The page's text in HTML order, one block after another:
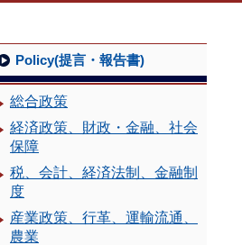
Policy(提言・報告書)
総合政策
経済政策、財政・金融、社会
保障
税、会計、経済法制、金融制
度
産業政策、行革、運輸流通、
農業